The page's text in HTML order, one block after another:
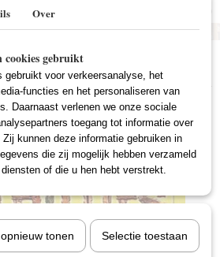
>Comedy DVD Gebruikt
Over
cookies gebruikt
gebruikt voor verkeersanalyse, het
functies en het personaliseren van
Daarnaast verlenen we onze sociale
toegang tot informatie over
kunnen deze informatie gebruiken in
die zij mogelijk hebben verzameld
of die u hen hebt verstrekt.
tonen Selectie toestaan